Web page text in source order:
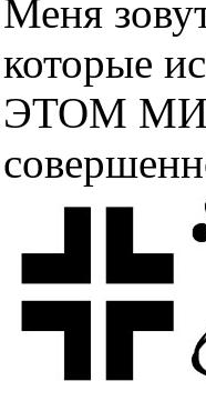
Меня
которые
ЭТОМ